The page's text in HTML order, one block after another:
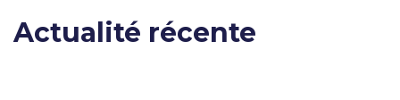
Actualité récente